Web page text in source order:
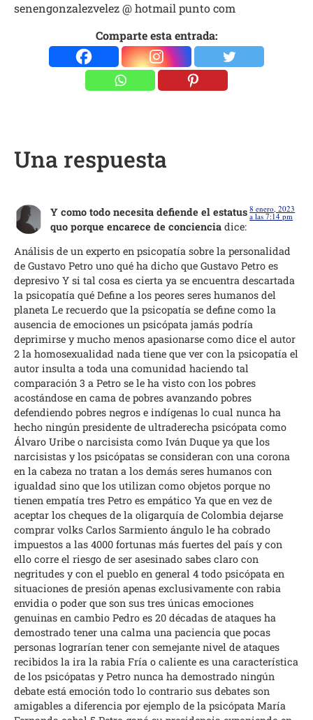
senengonzalezvelez @ hotmail punto com
Comparte esta entrada:
Una respuesta
Y como todo necesita defiende el estatus
quo porque encarece de conciencia dice:
8 enero, 2023
a las 7:14 pm
Análisis de un experto en psicopatía sobre la personalidad
de Gustavo Petro uno qué ha dicho que Gustavo Petro es
depresivo Y si tal cosa es cierta ya se encuentra descartada
la psicopatía qué Define a los peores seres humanos del
planeta Le recuerdo que la psicopatía se define como la
ausencia de emociones un psicópata jamás podría
deprimirse y mucho menos apasionarse como dice el autor
2 la homosexualidad nada tiene que ver con la psicopatía el
autor insulta a toda una comunidad haciendo tal
comparación 3 a Petro se le ha visto con los pobres
acostándose en cama de pobres avanzando pobres
defendiendo pobres negros e indígenas lo cual nunca ha
hecho ningún presidente de ultraderecha psicópata como
Álvaro Uribe o narcisista como Iván Duque ya que los
narcisistas y los psicópatas se consideran con una corona
en la cabeza no tratan a los demás seres humanos con
igualdad sino que los utilizan como objetos porque no
tienen empatía tres Petro es empático Ya que en vez de
aceptar los cheques de la oligarquía de Colombia dejarse
comprar volks Carlos Sarmiento ángulo le ha cobrado
impuestos a las 4000 fortunas más fuertes del país y con
ello corre el riesgo de ser asesinado sabes claro con
negritudes y con el pueblo en general 4 todo psicópata en
situaciones de presión apenas exclusivamente con rabia
envidia o poder que son sus tres únicas emociones
genuinas en cambio Pedro es 20 décadas de ataques ha
demostrado tener una calma una paciencia que pocas
personas lograrían tener con semejante nivel de ataques
recibidos la ira la rabia Fría o caliente es una característica
de los psicópatas y Petro nunca ha demostrado ningún
debate está emoción todo lo contrario sus debates son
amigables a diferencia por ejemplo de la psicópata María